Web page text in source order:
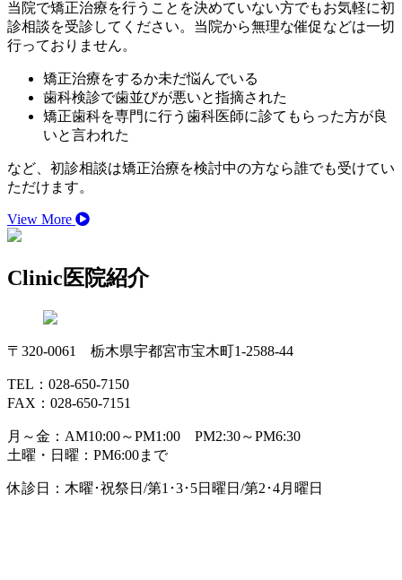
当院で矯正治療を行うことを決めていない方でもお気軽に初
診相談を受診してください。当院から無理な催促などは一切
行っておりません。
矯正治療をするか未だ悩んでいる
歯科検診で歯並びが悪いと指摘された
矯正歯科を専門に行う歯科医師に診てもらった方が良
いと言われた
など、初診相談は矯正治療を検討中の方なら誰でも受けてい
ただけます。
View More
Clinic医院紹介
〒320-0061 栃木県宇都宮市宝木町1-2588-44
TEL：028-650-7150
FAX：028-650-7151
月～金：AM10:00～PM1:00 PM2:30～PM6:30
土曜・日曜：PM6:00まで
休診日：木曜･祝祭日/第1･3･5日曜日/第2･4月曜日